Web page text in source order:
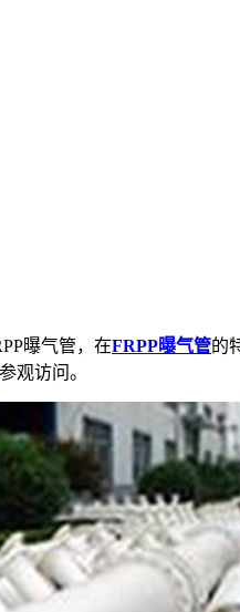
曝气管，在FRPP曝气管的
观访问。